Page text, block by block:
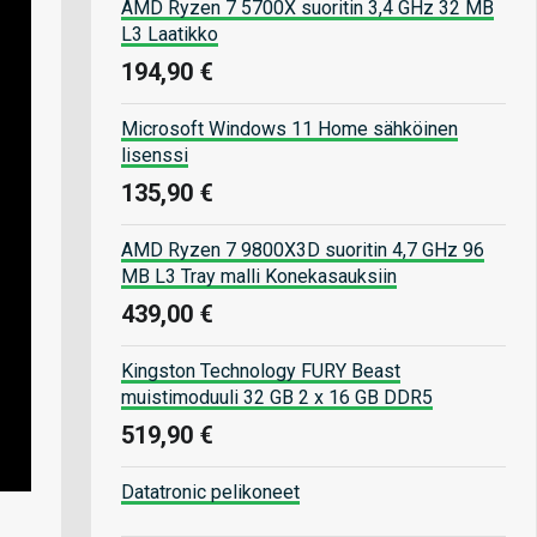
AMD Ryzen 7 5700X suoritin 3,4 GHz 32 MB
L3 Laatikko
194,90 €
Microsoft Windows 11 Home sähköinen
lisenssi
135,90 €
AMD Ryzen 7 9800X3D suoritin 4,7 GHz 96
MB L3 Tray malli Konekasauksiin
439,00 €
Kingston Technology FURY Beast
muistimoduuli 32 GB 2 x 16 GB DDR5
519,90 €
Datatronic pelikoneet